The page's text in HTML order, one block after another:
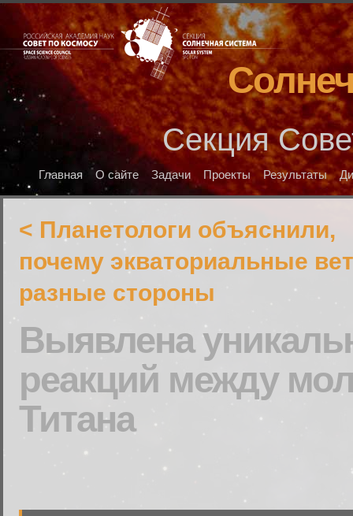
Секция
Главная О сайте Задачи Проекты Результаты
< Планетологи объяснили,
почему экваториальные
разные стороны
Выявлена
реакций между
Титана